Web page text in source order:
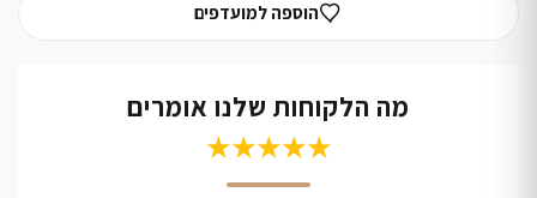
הוספה למועדפים
מה הלקוחות שלנו אומרים
★★★★★